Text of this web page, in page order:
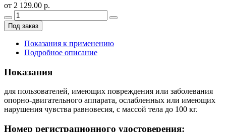
от 2 129.00 р.
Под заказ
Показания к применению
Подробное описание
Показания
для пользователей, имеющих повреждения или заболевания
опорно-двигательного аппарата, ослабленных или имеющих
нарушения чувства равновесия, с массой тела до 100 кг.
Номер регистрационного удостоверения: